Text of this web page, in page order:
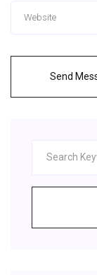
Send